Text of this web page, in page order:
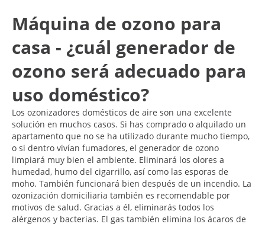
Máquina de ozono para
casa - ¿cuál generador de
ozono será adecuado para
uso doméstico?
Los ozonizadores domésticos de aire son una excelente
solución en muchos casos. Si has comprado o alquilado un
apartamento que no se ha utilizado durante mucho tiempo,
o si dentro vivían fumadores, el generador de ozono
limpiará muy bien el ambiente. Eliminará los olores a
humedad, humo del cigarrillo, así como las esporas de
moho. También funcionará bien después de un incendio. La
ozonización domiciliaria también es recomendable por
motivos de salud. Gracias a él, eliminarás todos los
alérgenos y bacterias. El gas también elimina los ácaros de